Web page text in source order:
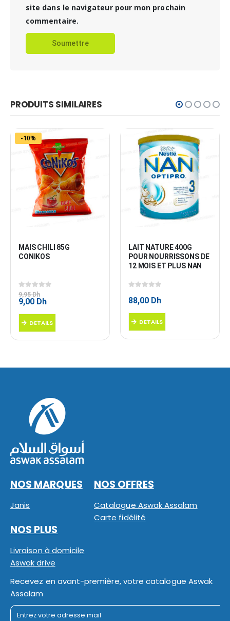
site dans le navigateur pour mon prochain
commentaire.
PRODUITS SIMILAIRES
-10%
MAIS CHILI 85G
CONIKOS
0 sur 5
9,95Dh
Le
était :
9,95 Dh.
9,00 DhLe
est :
9,00 Dh.
DETAILS
LAIT NATURE 400G
POUR NOURRISSONS DE
12 MOIS ET PLUS NAN
88,00 Dh
DETAILS
NOS MARQUES
Janis
NOS OFFRES
Catalogue Aswak Assalam
Carte fidélité
NOS PLUS
Livraison à domicile
Aswak drive
Recevez en avant-première, votre catalogue Aswak
Assalam